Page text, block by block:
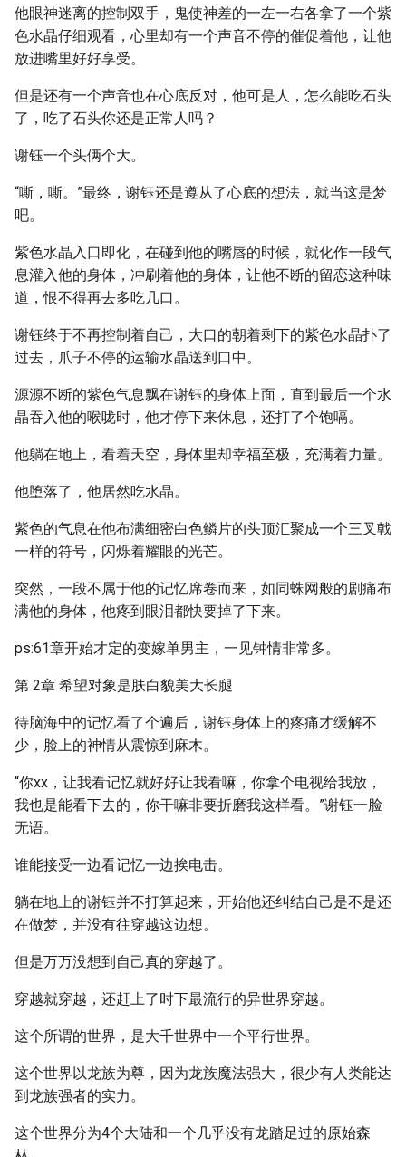
他眼神迷离的控制双手，鬼使神差的一左一右各拿了一个紫
色水晶仔细观看，心里却有一个声音不停的催促着他，让他
放进嘴里好好享受。
但是还有一个声音也在心底反对，他可是人，怎么能吃石头
了，吃了石头你还是正常人吗？
谢钰一个头俩个大。
“嘶，嘶。”最终，谢钰还是遵从了心底的想法，就当这是梦
吧。
紫色水晶入口即化，在碰到他的嘴唇的时候，就化作一段气
息灌入他的身体，冲刷着他的身体，让他不断的留恋这种味
道，恨不得再去多吃几口。
谢钰终于不再控制着自己，大口的朝着剩下的紫色水晶扑了
过去，爪子不停的运输水晶送到口中。
源源不断的紫色气息飘在谢钰的身体上面，直到最后一个水
晶吞入他的喉咙时，他才停下来休息，还打了个饱嗝。
他躺在地上，看着天空，身体里却幸福至极，充满着力量。
他堕落了，他居然吃水晶。
紫色的气息在他布满细密白色鳞片的头顶汇聚成一个三叉戟
一样的符号，闪烁着耀眼的光芒。
突然，一段不属于他的记忆席卷而来，如同蛛网般的剧痛布
满他的身体，他疼到眼泪都快要掉了下来。
ps:61章开始才定的变嫁单男主，一见钟情非常多。
第 2章 希望对象是肤白貌美大长腿
待脑海中的记忆看了个遍后，谢钰身体上的疼痛才缓解不
少，脸上的神情从震惊到麻木。
“你xx，让我看记忆就好好让我看嘛，你拿个电视给我放，
我也是能看下去的，你干嘛非要折磨我这样看。”谢钰一脸
无语。
谁能接受一边看记忆一边挨电击。
躺在地上的谢钰并不打算起来，开始他还纠结自己是不是还
在做梦，并没有往穿越这边想。
但是万万没想到自己真的穿越了。
穿越就穿越，还赶上了时下最流行的异世界穿越。
这个所谓的世界，是大千世界中一个平行世界。
这个世界以龙族为尊，因为龙族魔法强大，很少有人类能达
到龙族强者的实力。
这个世界分为4个大陆和一个几乎没有龙踏足过的原始森